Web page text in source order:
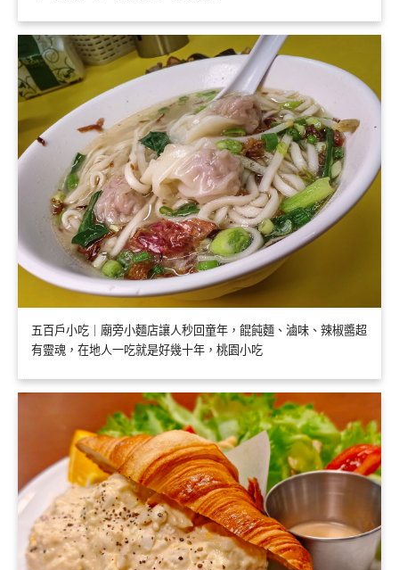
五百戶小吃｜廟旁小麵店讓人秒回童年，餛飩麵、滷味、辣椒醬超
有靈魂，在地人一吃就是好幾十年，桃園小吃